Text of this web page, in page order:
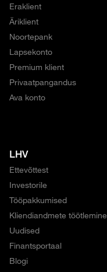
Eraklient
Äriklient
Noortepank
Lapsekonto
Premium klient
Privaatpangandus
Ava konto
LHV
Ettevõttest
Investorile
Tööpakkumised
Kliendiandmete töötlemine
Uudised
Finantsportaal
Blogi